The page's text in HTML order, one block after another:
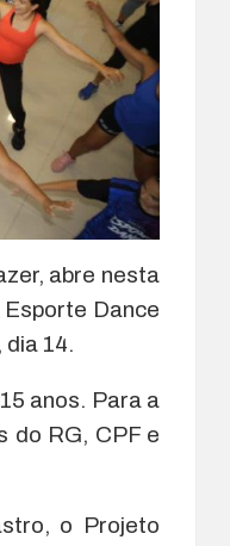
abre nesta
Dance
14.
anos. Para a
do RG, CPF e
o Projeto